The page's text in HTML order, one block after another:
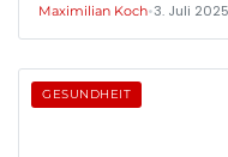
Maximilian Koch•3. Juli 2025
GESUNDHEIT